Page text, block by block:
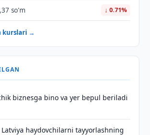
so'm ↓ 0.71%
kurslari →
biznesga bino va yer bepul beriladi
Latviya haydovchilarni tayyorlashning